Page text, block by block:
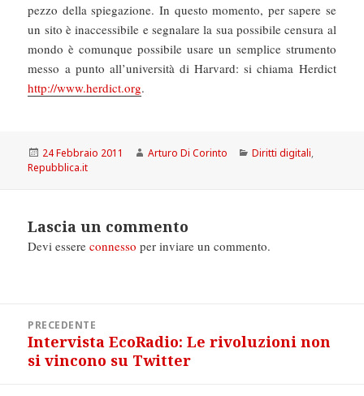
pezzo della spiegazione. In questo momento, per sapere se
un sito è inaccessibile e segnalare la sua possibile censura al
mondo è comunque possibile usare un semplice strumento
messo a punto all’università di Harvard: si chiama Herdict
http://www.herdict.org.
Scritto
il
24 Febbraio 2011 Autore
Arturo Di Corinto Categorie
Diritti digitali,
Repubblica.it
Lascia un commento
Devi essereconnesso per inviare un commento.
articoliPRECEDENTE
Articolo
precedente:
Intervista EcoRadio: Le rivoluzioni non
si vincono su Twitter